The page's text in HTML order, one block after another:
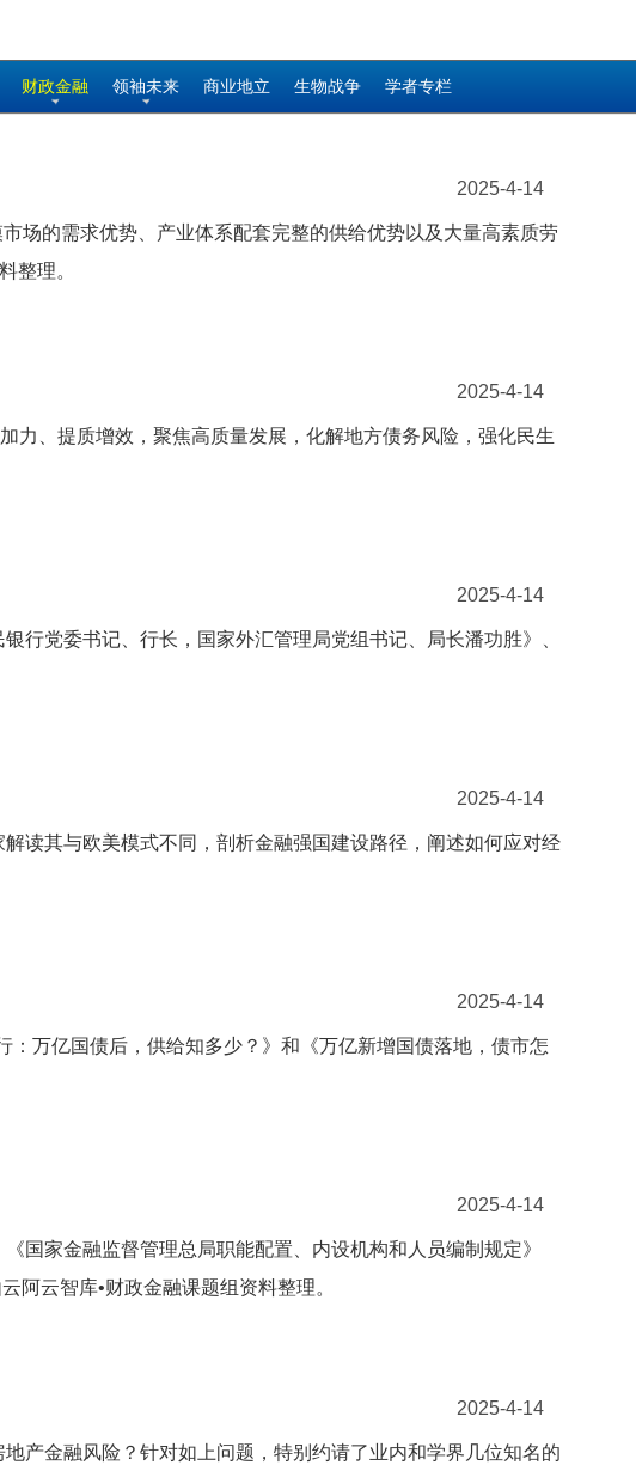
财政金融 领袖未来 商业地立 生物战争 学者专栏
2025-4-14
场的需求优势、产业体系配套完整的供给优势以及大量高素质劳
整理。
2025-4-14
力、提质增效，聚焦高质量发展，化解地方债务风险，强化民生
2025-4-14
党委书记、行长，国家外汇管理局党组书记、局长潘功胜》、
2025-4-14
读其与欧美模式不同，剖析金融强国建设路径，阐述如何应对经
2025-4-14
万亿国债后，供给知多少？》和《万亿新增国债落地，债市怎
2025-4-14
国家金融监督管理总局职能配置、内设机构和人员编制规定》
阿云智库•财政金融课题组资料整理。
2025-4-14
产金融风险？针对如上问题，特别约请了业内和学界几位知名的